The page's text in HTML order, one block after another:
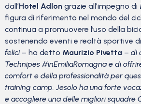
dall’Hotel Adlon grazie all’impegno di
figura di riferimento nel mondo del
continua a promuovere l’uso della
sostenendo eventi e realtà sportive
felici – ha detto Maurizio Pivetta – di
Technipes #inEmiliaRomagna e di
comfort e della professionalità per
training camp. Jesolo ha una forte
e accogliere una delle migliori squadre